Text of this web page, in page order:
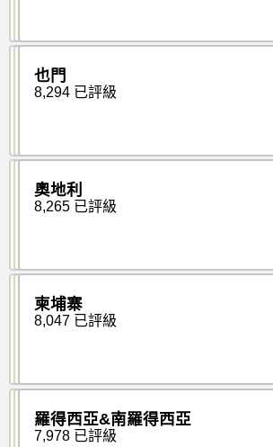
也門
8,294 已評級
奧地利
8,265 已評級
柬埔寨
8,047 已評級
羅得西亞&南羅得西亞
7,978 已評級